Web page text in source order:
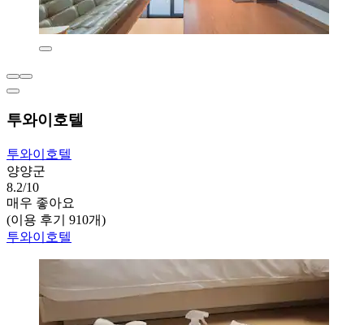
투와이호텔
투와이호텔
양양군
8.2/10
매우 좋아요
(이용 후기 910개)
투와이호텔